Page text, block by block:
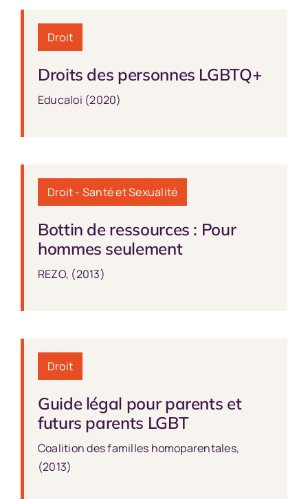
Droit
Droits des personnes LGBTQ+
Educaloi (2020)
Droit- Santé et Sexualité
Bottin de ressources : Pour
hommes seulement
REZO, (2013)
Droit
Guide légal pour parents et
futurs parents LGBT
Coalition des familles homoparentales,
(2013)